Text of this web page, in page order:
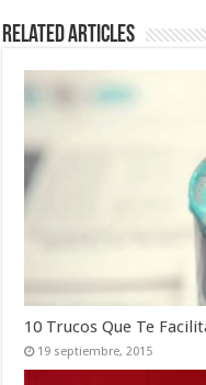
Related Articles
10 Trucos Que Te
19 septiembre, 2015